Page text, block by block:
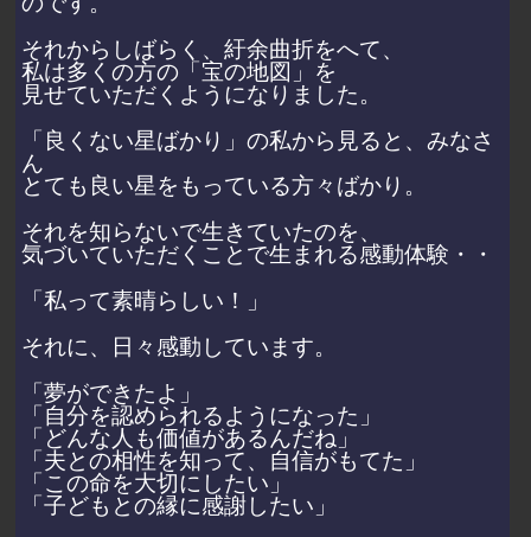
それからしばらく、紆余曲折をへて、
私は多くの方の「宝の地図」を
見せていただくようになりました。
「良くない星ばかり」の私から見ると、みなさ
ん
とても良い星をもっている方々ばかり。
それを知らないで生きていたのを、
気づいていただくことで生まれる感動体験・・
「私って素晴らしい！」
それに、日々感動しています。
「夢ができたよ」
「自分を認められるようになった」
「どんな人も価値があるんだね」
「夫との相性を知って、自信がもてた」
「この命を大切にしたい」
「子どもとの縁に感謝したい」